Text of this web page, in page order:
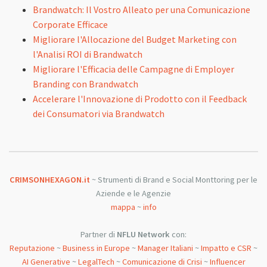
Brandwatch: Il Vostro Alleato per una Comunicazione
Corporate Efficace
Migliorare l'Allocazione del Budget Marketing con
l'Analisi ROI di Brandwatch
Migliorare l'Efficacia delle Campagne di Employer
Branding con Brandwatch
Accelerare l'Innovazione di Prodotto con il Feedback
dei Consumatori via Brandwatch
CRIMSONHEXAGON.it ~ Strumenti di Brand e Social Monttoring per le
Aziende e le Agenzie
mappa ~info
Partner di NFLU Network con:
Reputazione ~Business in Europe ~Manager Italiani ~Impatto e CSR ~
AI Generative ~LegalTech ~Comunicazione di Crisi ~Influencer